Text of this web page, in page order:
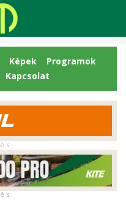
Képek
Programok
Kapcsolat
s
s